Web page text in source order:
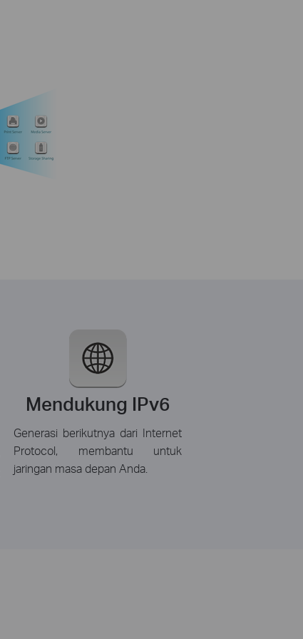
Mendukung IPv6
Generasi berikutnya dari Internet
Protocol, membantu untuk
jaringan masa depan Anda.